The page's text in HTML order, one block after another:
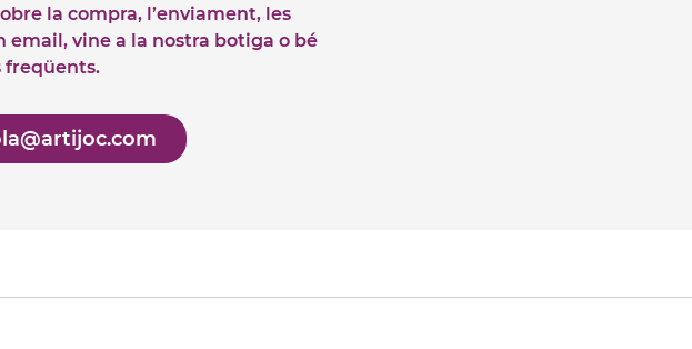
la compra, l’enviament, les
email, vine a la nostra botiga o bé
freqüents.